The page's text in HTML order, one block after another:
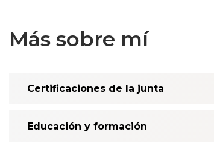
Más sobre mí
Certificaciones de la junta
Educación y formación